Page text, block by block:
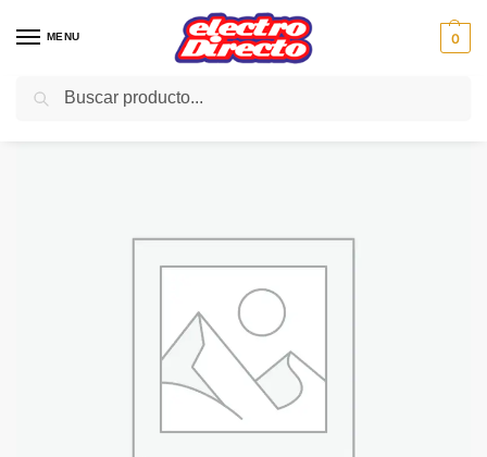
MENU 0
Inicio Gama blanca Congeladores